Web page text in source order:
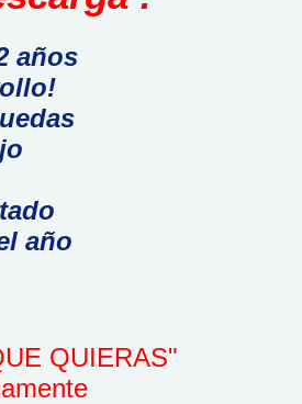
años
año
QUIERAS"